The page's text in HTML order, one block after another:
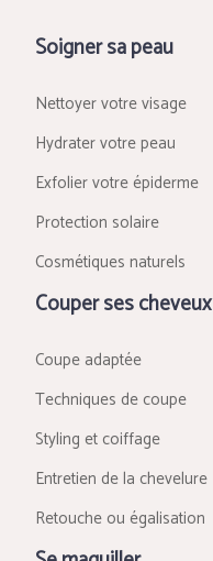
Soigner sa peau
Nettoyer votre visage
Hydrater votre peau
Exfolier votre épiderme
Protection solaire
Cosmétiques naturels
Couper ses cheveux
Coupe adaptée
Techniques de coupe
Styling et coiffage
Entretien de la chevelure
Retouche ou égalisation